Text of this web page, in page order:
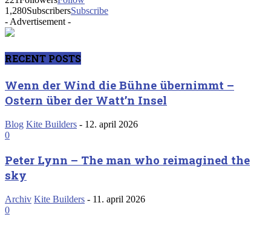
1,280SubscribersSubscribe
- Advertisement -
RECENT POSTS
Wenn der Wind die Bühne übernimmt –
Ostern über der Watt’n Insel
Blog Kite Builders - 12. april 2026
0
Peter Lynn – The man who reimagined the
sky
Archiv Kite Builders - 11. april 2026
0